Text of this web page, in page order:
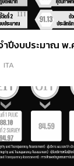
ำปีงบประมาณ พ
ITA